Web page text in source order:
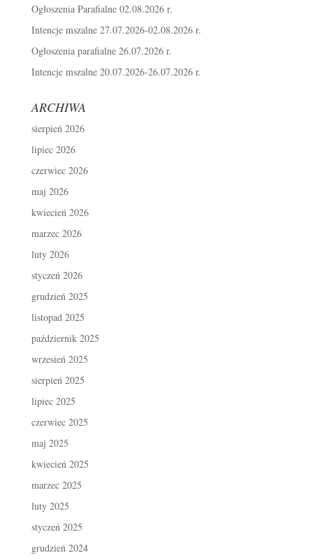
Ogłoszenia Parafialne 02.08.2026 r.
Intencje mszalne 27.07.2026-02.08.2026 r.
Ogłoszenia parafialne 26.07.2026 r.
Intencje mszalne 20.07.2026-26.07.2026 r.
ARCHIWA
sierpień 2026
lipiec 2026
czerwiec 2026
maj 2026
kwiecień 2026
marzec 2026
luty 2026
styczeń 2026
grudzień 2025
listopad 2025
październik 2025
wrzesień 2025
sierpień 2025
lipiec 2025
czerwiec 2025
maj 2025
kwiecień 2025
marzec 2025
luty 2025
styczeń 2025
grudzień 2024